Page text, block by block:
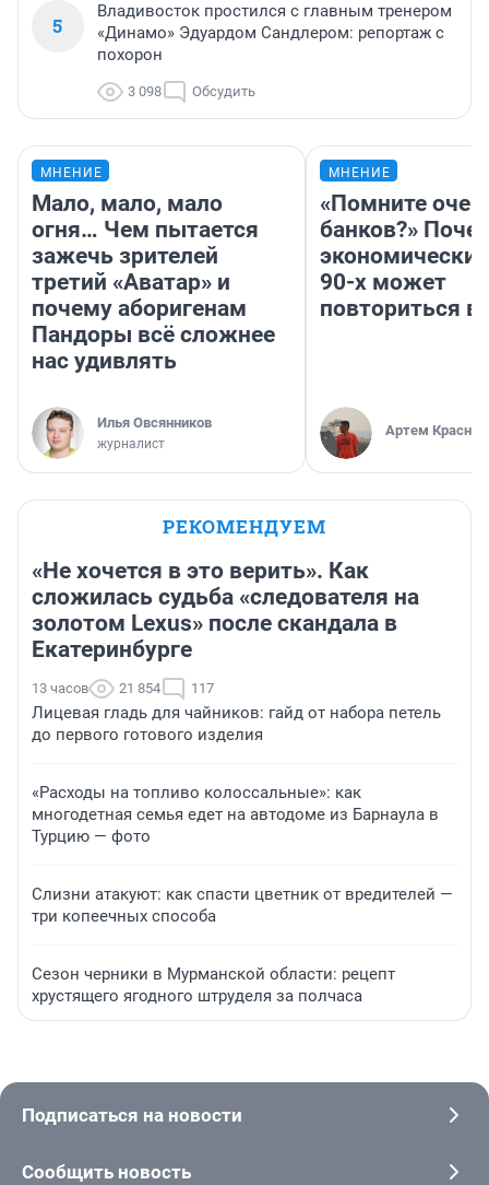
5
Владивосток простился с главным тренером
«Динамо» Эдуардом Сандлером: репортаж с
похорон
3 098 Обсудить
МНЕНИЕ
Мало, мало, мало
огня… Чем пытается
зажечь зрителей
третий «Аватар» и
почему аборигенам
Пандоры всё сложнее
нас удивлять
Илья Овсянников
журналист
МНЕНИЕ
«Помните
банков?»
90-х может
повториться
Артем Краснов
РЕКОМЕНДУЕМ
«Не хочется в это верить». Как
сложилась судьба «следователя на
золотом Lexus» после скандала в
Екатеринбурге
13 часов 21 854 117
Лицевая гладь для чайников: гайд от набора петель
до первого готового изделия
«Расходы на топливо колоссальные»: как
многодетная семья едет на автодоме из Барнаула в
Турцию — фото
Слизни атакуют: как спасти цветник от вредителей —
три копеечных способа
Сезон черники в Мурманской области: рецепт
хрустящего ягодного штруделя за полчаса
Подписаться на новости
Сообщить новость